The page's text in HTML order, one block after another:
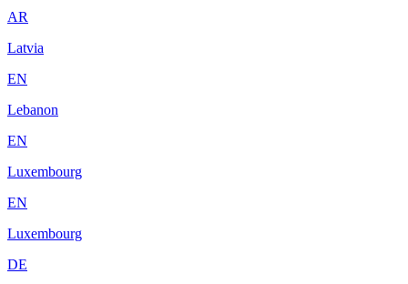
AR
Latvia
EN
Lebanon
EN
Luxembourg
EN
Luxembourg
DE